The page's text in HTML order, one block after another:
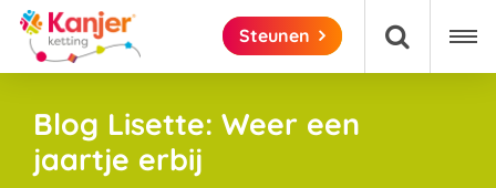
Steunen 
Blog Lisette: Weer een
jaartje erbij